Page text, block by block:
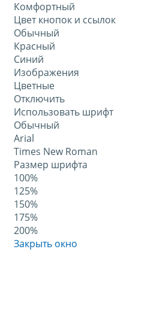
Комфортный
Цвет кнопок и ссылок
Обычный
Красный
Синий
Изображения
Цветные
Отключить
Использовать шрифт
Обычный
Arial
Times New Roman
Размер шрифта
100%
125%
150%
175%
200%
Закрыть окно